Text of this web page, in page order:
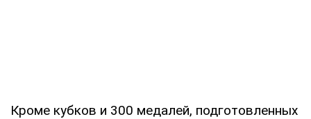
Кроме кубков и 300 медалей, подготовленных